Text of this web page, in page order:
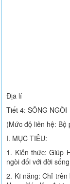
Địa lí
Tiết 4: SÔNG NGÒI
(Mức độ liên hệ: Bộ
I. MỤC TIÊU:
1. Kiến thức: Giúp
ngòi đối với đời
2. Kĩ năng: Chỉ